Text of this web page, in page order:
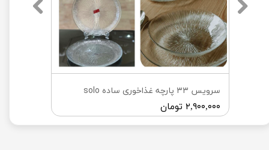
سرویس ۳۳ پارچه غذاخوری ساده solo
۲,۹۰۰,۰۰۰ تومان